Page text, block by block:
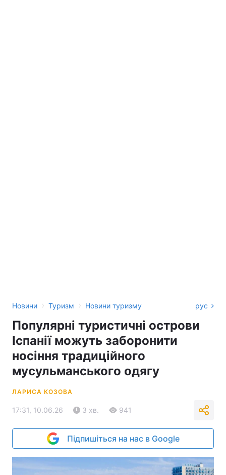
Новини › Туризм › Новини туризму рус
Популярні туристичні острови
Іспанії можуть заборонити
носіння традиційного
мусульманського одягу
ЛАРИСА КОЗОВА
17:31, 10.06.26 3 хв. 941
Підпишіться на нас в Google